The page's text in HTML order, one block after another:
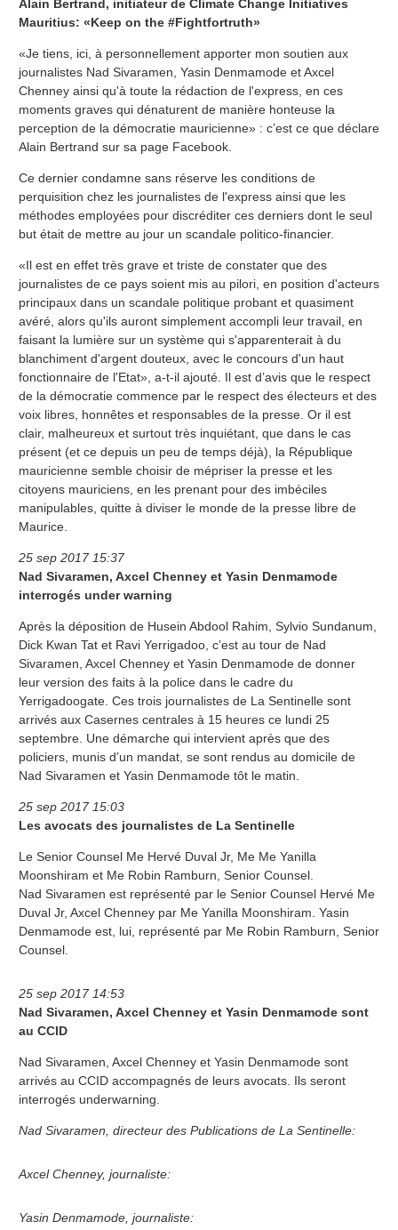
Alain Bertrand, initiateur de Climate Change Initiatives
Mauritius: «Keep on the #Fightfortruth»
«Je tiens, ici, à personnellement apporter mon soutien aux
journalistes Nad Sivaramen, Yasin Denmamode et Axcel
Chenney ainsi qu'à toute la rédaction de l'express, en ces
moments graves qui dénaturent de manière honteuse la
perception de la démocratie mauricienne» : c’est ce que déclare
Alain Bertrand sur sa page Facebook.
Ce dernier condamne sans réserve les conditions de
perquisition chez les journalistes de l'express ainsi que les
méthodes employées pour discréditer ces derniers dont le seul
but était de mettre au jour un scandale politico-financier.
«Il est en effet très grave et triste de constater que des
journalistes de ce pays soient mis au pilori, en position d'acteurs
principaux dans un scandale politique probant et quasiment
avéré, alors qu'ils auront simplement accompli leur travail, en
faisant la lumière sur un système qui s'apparenterait à du
blanchiment d'argent douteux, avec le concours d'un haut
fonctionnaire de l'Etat», a-t-il ajouté. Il est d’avis que le respect
de la démocratie commence par le respect des électeurs et des
voix libres, honnêtes et responsables de la presse. Or il est
clair, malheureux et surtout très inquiétant, que dans le cas
présent (et ce depuis un peu de temps déjà), la République
mauricienne semble choisir de mépriser la presse et les
citoyens mauriciens, en les prenant pour des imbéciles
manipulables, quitte à diviser le monde de la presse libre de
Maurice.
25 sep 2017 15:37
Nad Sivaramen, Axcel Chenney et Yasin Denmamode
interrogés under warning
Après la déposition de Husein Abdool Rahim, Sylvio Sundanum,
Dick Kwan Tat et Ravi Yerrigadoo, c’est au tour de Nad
Sivaramen, Axcel Chenney et Yasin Denmamode de donner
leur version des faits à la police dans le cadre du
Yerrigadoogate. Ces trois journalistes de La Sentinelle sont
arrivés aux Casernes centrales à 15 heures ce lundi 25
septembre. Une démarche qui intervient après que des
policiers, munis d’un mandat, se sont rendus au domicile de
Nad Sivaramen et Yasin Denmamode tôt le matin.
25 sep 2017 15:03
Les avocats des journalistes de La Sentinelle
Le Senior Counsel Me Hervé Duval Jr, Me Me Yanilla
Moonshiram et Me Robin Ramburn, Senior Counsel.
Nad Sivaramen est représenté par le Senior Counsel Hervé Me
Duval Jr, Axcel Chenney par Me Yanilla Moonshiram. Yasin
Denmamode est, lui, représenté par Me Robin Ramburn, Senior
Counsel.
25 sep 2017 14:53
Nad Sivaramen, Axcel Chenney et Yasin Denmamode sont
au CCID
Nad Sivaramen, Axcel Chenney et Yasin Denmamode sont
arrivés au CCID accompagnés de leurs avocats. Ils seront
interrogés underwarning.
Nad Sivaramen, directeur des Publications de La Sentinelle:
Axcel Chenney, journaliste:
Yasin Denmamode, journaliste: